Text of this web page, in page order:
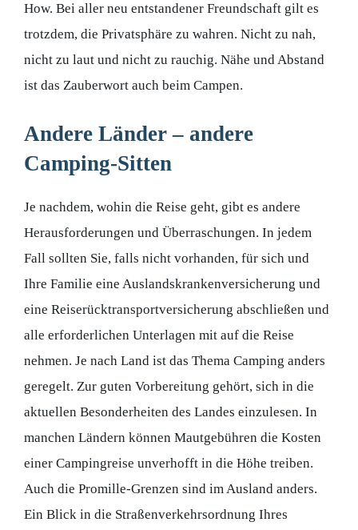
How. Bei aller neu entstandener Freundschaft gilt es
trotzdem, die Privatsphäre zu wahren. Nicht zu nah,
nicht zu laut und nicht zu rauchig. Nähe und Abstand
ist das Zauberwort auch beim Campen.
Andere Länder – andere
Camping-Sitten
Je nachdem, wohin die Reise geht, gibt es andere
Herausforderungen und Überraschungen. In jedem
Fall sollten Sie, falls nicht vorhanden, für sich und
Ihre Familie eine Auslandskrankenversicherung und
eine Reiserücktransportversicherung abschließen und
alle erforderlichen Unterlagen mit auf die Reise
nehmen. Je nach Land ist das Thema Camping anders
geregelt. Zur guten Vorbereitung gehört, sich in die
aktuellen Besonderheiten des Landes einzulesen. In
manchen Ländern können Mautgebühren die Kosten
einer Campingreise unverhofft in die Höhe treiben.
Auch die Promille-Grenzen sind im Ausland anders.
Ein Blick in die Straßenverkehrsordnung Ihres